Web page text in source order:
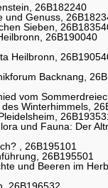
26B182240
und Genuss,
Sieben,
26B190040
Heilbronn,
Backnang,
vom
des Winterhimmels,
und Fauna: Der
, 26B195101
26B195501
und Beeren im
26B196532